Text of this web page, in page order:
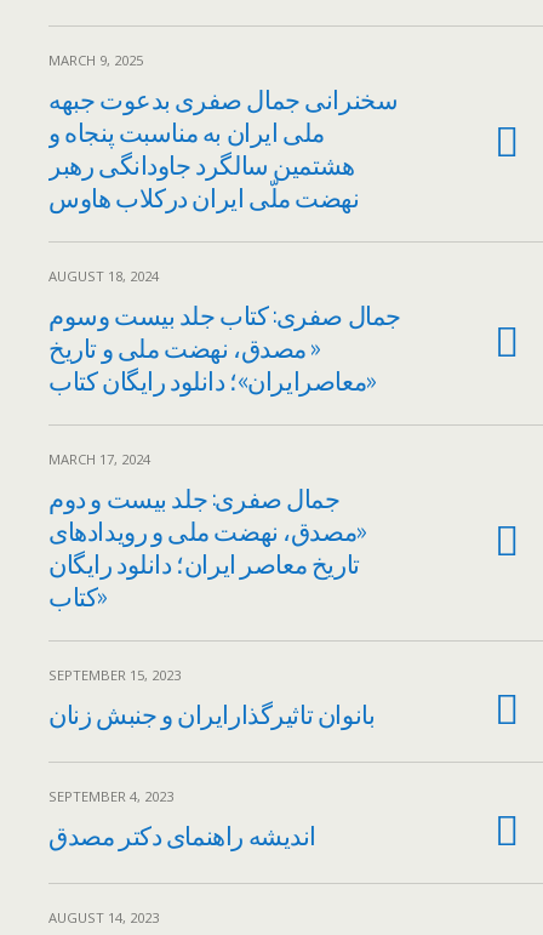
MARCH 9, 2025
سخنرانی جمال صفری بدعوت جبهه
ملی ایران به مناسبت پنجاه‌‌ و
هشتمین سالگرد جاودانگی رهبر
نهضت ملّی ایران درکلاب هاوس
AUGUST 18, 2024
جمال صفری: کتاب جلد بیست وسوم
« مصدق، نهضت ملی و تاریخ
معاصرایران»؛ دانلود رایگان کتاب»
MARCH 17, 2024
جمال صفری: جلد بیست و دوم
«مصدق، نهضت ملی و رویدادهای
تاریخ معاصر ایران؛ دانلود رایگان
کتاب»
SEPTEMBER 15, 2023
بانوان تاثیرگذارایران و جنبش زنان
SEPTEMBER 4, 2023
اندیشه راهنمای دکتر مصدق
AUGUST 14, 2023